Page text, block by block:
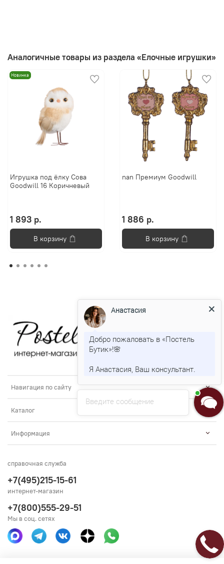
Аналогичные товары из раздела «Елочные игрушки»
Новинка
Игрушка под ёлку Сова
Goodwill 16 Коричневый
1 893 р.
В корзину
nan Премиум Goodwill
1 886 р.
В корзину
Навигация по сайту
Каталог
Информация
справочная служба
+7(495)215-15-61
интернет-магазин
+7(800)555-29-51
Мы в соц. сетях
Введите сообщение
Анастасия
Добро пожаловать в «Постель
Бутик»!🌸
Я Анастасия, Ваш консультант.